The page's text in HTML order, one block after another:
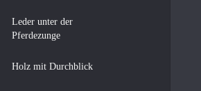
Leder unter der
Pferdezunge
Holz mit Durchblick